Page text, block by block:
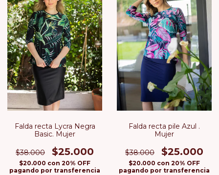
Falda recta Lycra Negra
Basic. Mujer
$38.000 $25.000
$20.000 con 20% OFF
pagando por transferencia
Falda recta pile Azul .
Mujer
$38.000 $25.000
$20.000 con 20% OFF
pagando por transferencia